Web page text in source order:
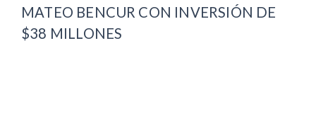
MATEO BENCUR CON INVERSIÓN DE
$38 MILLONES